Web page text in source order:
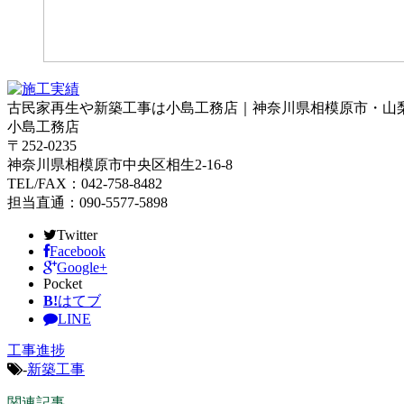
古民家再生や新築工事は小島工務店｜神奈川県相模原市・山
小島工務店
〒252-0235
神奈川県相模原市中央区相生2-16-8
TEL/FAX：042-758-8482
担当直通：090-5577-5898
Twitter
Facebook
Google+
Pocket
B!はてブ
LINE
工事進捗
-新築工事